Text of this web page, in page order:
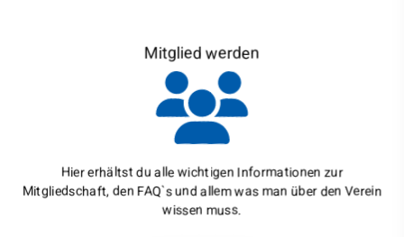
Mitglied werden
Hier erhältst du alle wichtigen Informationen zur
Mitgliedschaft, den FAQ`s und allem was man über den Verein
wissen muss.